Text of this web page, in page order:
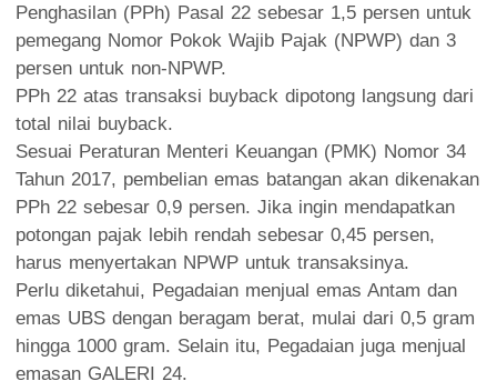
Penghasilan (PPh) Pasal 22 sebesar 1,5 persen untuk
pemegang Nomor Pokok Wajib Pajak (NPWP) dan 3
persen untuk non-NPWP.
PPh 22 atas transaksi buyback dipotong langsung dari
total nilai buyback.
Sesuai Peraturan Menteri Keuangan (PMK) Nomor 34
Tahun 2017, pembelian emas batangan akan dikenakan
PPh 22 sebesar 0,9 persen. Jika ingin mendapatkan
potongan pajak lebih rendah sebesar 0,45 persen,
harus menyertakan NPWP untuk transaksinya.
Perlu diketahui, Pegadaian menjual emas Antam dan
emas UBS dengan beragam berat, mulai dari 0,5 gram
hingga 1000 gram. Selain itu, Pegadaian juga menjual
emasan GALERI 24.